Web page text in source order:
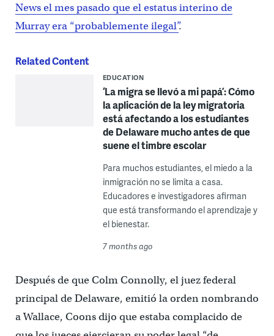
News el mes pasado que el estatus interino de
Murray era “probablemente ilegal”.
Related Content
EDUCATION
‘La migra se llevó a mi papá’: Cómo
la aplicación de la ley migratoria
está afectando a los estudiantes
de Delaware mucho antes de que
suene el timbre escolar
Para muchos estudiantes, el miedo a la
inmigración no se limita a casa.
Educadores e investigadores afirman
que está transformando el aprendizaje y
el bienestar.
7 months ago
Después de que Colm Connolly, el juez federal
principal de Delaware, emitió la orden nombrando
a Wallace, Coons dijo que estaba complacido de